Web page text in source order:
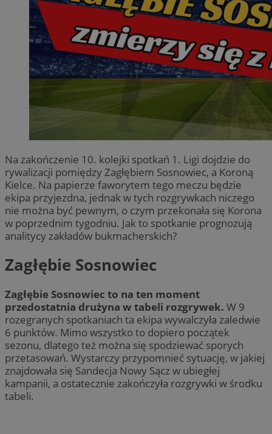
Na zakończenie 10. kolejki spotkań 1. Ligi dojdzie do
rywalizacji pomiędzy Zagłębiem Sosnowiec, a Koroną
Kielce. Na papierze faworytem tego meczu będzie
ekipa przyjezdna, jednak w tych rozgrywkach niczego
nie można być pewnym, o czym przekonała się Korona
w poprzednim tygodniu. Jak to spotkanie prognozują
analitycy zakładów bukmacherskich?
Zagłębie Sosnowiec
Zagłębie Sosnowiec to na ten moment
przedostatnia drużyna w tabeli rozgrywek. W 9
rozegranych spotkaniach ta ekipa wywalczyła zaledwie
6 punktów. Mimo wszystko to dopiero początek
sezonu, dlatego też można się spodziewać sporych
przetasowań. Wystarczy przypomnieć sytuację, w jakiej
znajdowała się Sandecja Nowy Sącz w ubiegłej
kampanii, a ostatecznie zakończyła rozgrywki w środku
tabeli.